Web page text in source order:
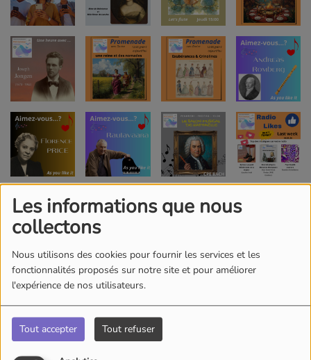
Les informations que nous
collectons
Nous utilisons des cookies pour fournir les services et les
fonctionnalités proposés sur notre site et pour améliorer
l'expérience de nos utilisateurs.
Tout accepter Tout refuser